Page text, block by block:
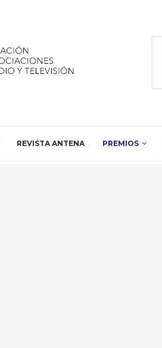
REVISTA ANTENA PREMIOS